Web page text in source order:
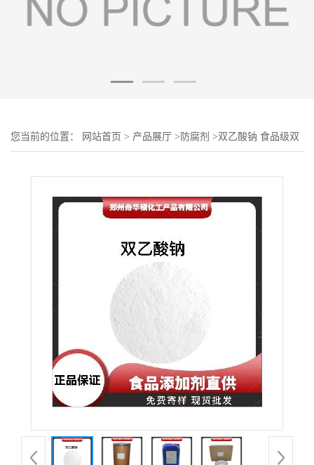
您当前的位置： 网站首页 > 产品展厅 > 防腐剂 >双乙酸钠 食品级双